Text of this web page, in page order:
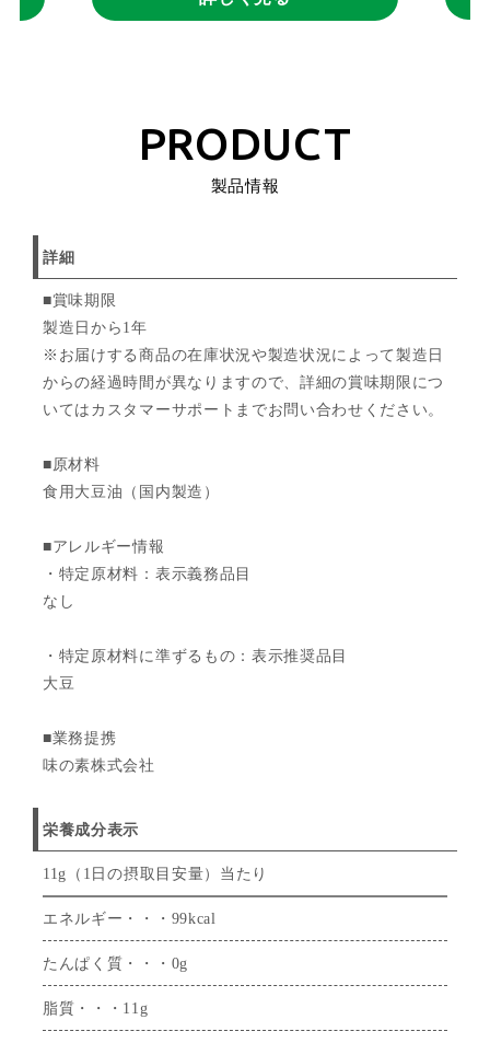
PRODUCT
製品情報
詳細
■賞味期限
製造日から1年
※お届けする商品の在庫状況や製造状況によって製造日
からの経過時間が異なりますので、詳細の賞味期限につ
いてはカスタマーサポートまでお問い合わせください。
■原材料
食用大豆油（国内製造）
■アレルギー情報
・特定原材料：表示義務品目
なし
・特定原材料に準ずるもの：表示推奨品目
大豆
■業務提携
味の素株式会社
栄養成分表示
11g（1日の摂取目安量）当たり
エネルギー・・・99kcal
たんぱく質・・・0g
脂質・・・11g